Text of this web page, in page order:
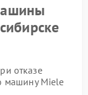
отказе
машину Miele